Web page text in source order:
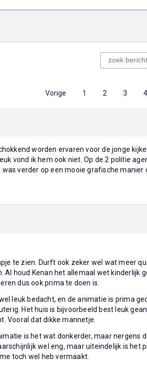
Vorige 1 2 3 4
worden ervaren voor de jonge
vond ik hem ook niet. Op de 2 politie
verder op een mooie grafische manier
te zien. Durft ook zeker wel wat meer
Al houd Kenan het allemaal wet kinderlijk
dus ook prima te doen is.
leuk bedacht, en de animatie is prima
Het huis is bijvoorbeeld best leuk
Vooral dat dikke mannetje.
is het wat donkerder, maar nergens
wel eng, maar uiteindelijk is het
toch wel heb vermaakt.